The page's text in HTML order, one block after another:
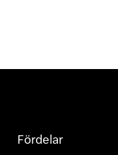
Fördelar